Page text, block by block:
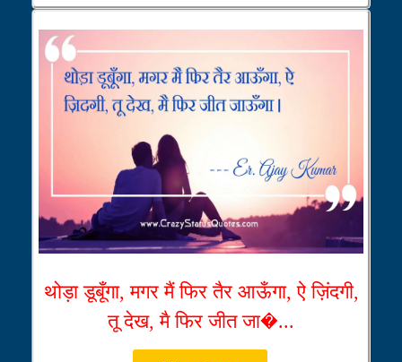
थोड़ा डूबूँगा, मगर मैं फिर तैर आऊँगा, ऐ ज़िंदगी,
तू देख, मै फिर जीत जा�...